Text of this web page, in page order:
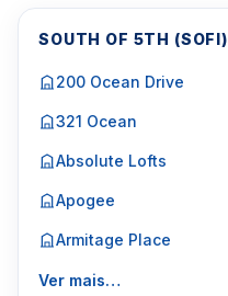
SOUTH OF 5TH (SOFI)
200 Ocean Drive
321 Ocean
Absolute Lofts
Apogee
Armitage Place
Ver mais…